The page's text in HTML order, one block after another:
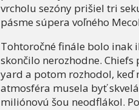
vrcholu sezóny prišiel tri
pásme súpera voľného
Tohtoročné finále bolo inak
skončilo nerozhodne.
yard a potom rozhodol, keď
atmosféra musela byť
miliónovú šou neodflákol.